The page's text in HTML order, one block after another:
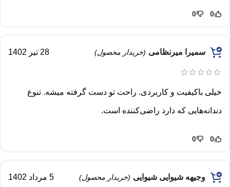
0
0
سمیرا میرنظامی (خریدار محصول) 28 تیر 1402
خیلی باکیفیت و کاربردی. راحت تو دست گرفته میشه. تنوع
دندانه‌هایی که دارد راضی‌کننده است.
0
0
وجیهه شیوایی شیوایی (خریدار محصول) 5 مرداد 1402